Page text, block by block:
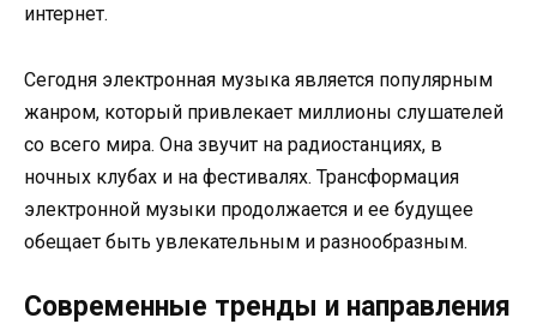
интернет.
Сегодня электронная музыка является популярным
жанром, который привлекает миллионы слушателей
со всего мира. Она звучит на радиостанциях, в
ночных клубах и на фестивалях. Трансформация
электронной музыки продолжается и ее будущее
обещает быть увлекательным и разнообразным.
Современные тренды и направления